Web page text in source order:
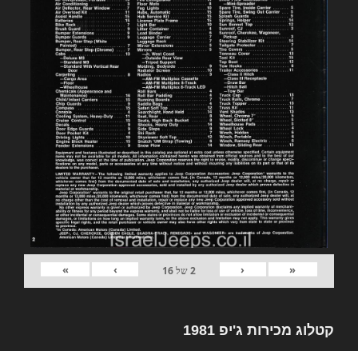
«
‹
2של16
›
»
קטלוג מכירות ג'יפ 1981